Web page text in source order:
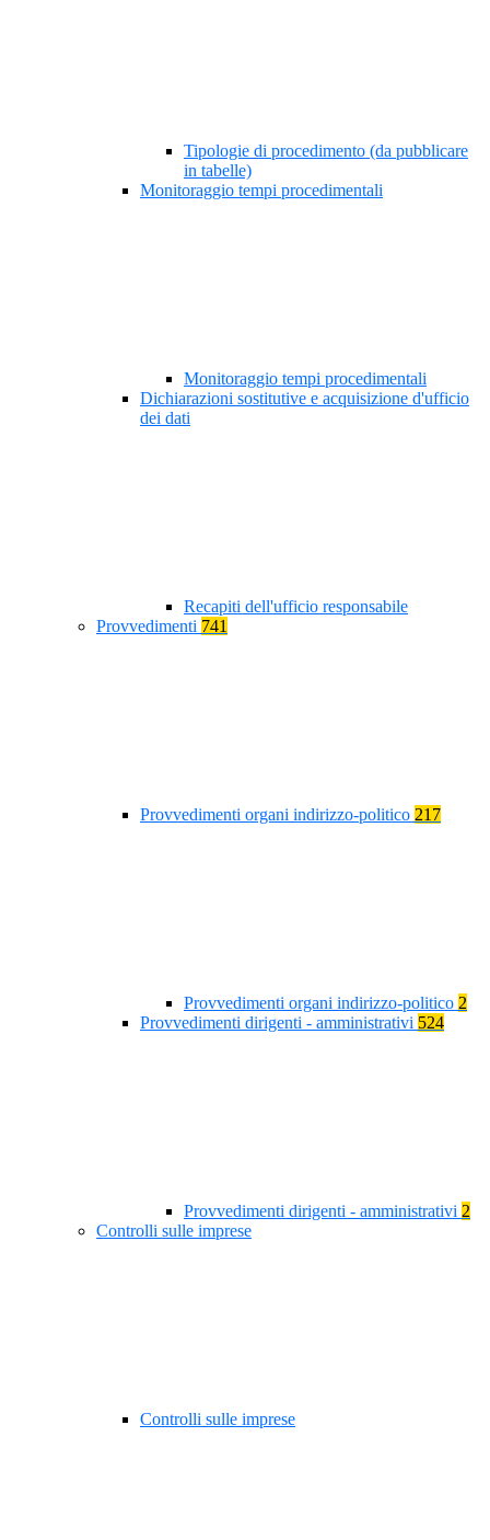
Tipologie di procedimento (da pubblicare
in tabelle)
Monitoraggio tempi procedimentali
Monitoraggio tempi procedimentali
Dichiarazioni sostitutive e acquisizione d'ufficio
dei dati
Recapiti dell'ufficio responsabile
Provvedimenti 741
Provvedimenti organi indirizzo-politico 217
Provvedimenti organi indirizzo-politico 2
Provvedimenti dirigenti - amministrativi 524
Provvedimenti dirigenti - amministrativi 2
Controlli sulle imprese
Controlli sulle imprese